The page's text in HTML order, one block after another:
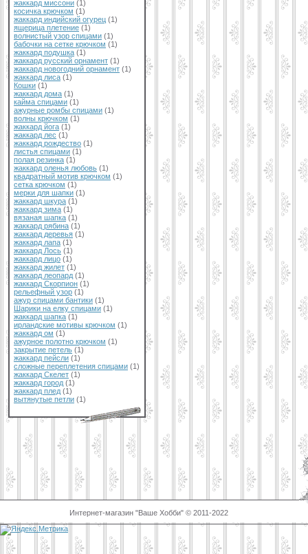
жаккард миссони (1)
косичка крючком (1)
жаккард индийский огурец (1)
ящерица плетение (1)
волнистый узор спицами (1)
бабочки на сетке крючком (1)
жаккард подушка (1)
жаккард русский орнамент (1)
жаккард новогодний орнамент (1)
жаккард лиса (1)
Кошки (1)
жаккард дома (1)
кайма спицами (1)
ажурные ромбы спицами (1)
волны крючком (1)
жаккард йога (1)
жаккард лес (1)
жаккард рождество (1)
листья спицами (1)
полая резинка (1)
жаккард оленья любовь (1)
квадратный мотив крючком (1)
сетка крючком (1)
мерки для шапки (1)
жаккард шкура (1)
жаккард зима (1)
вязаная шапка (1)
жаккард рябина (1)
жаккард деревья (1)
жаккард лапа (1)
жаккард Лось (1)
жаккард лицо (1)
жаккард жилет (1)
жаккард леопард (1)
жаккард Скорпион (1)
рельефный узор (1)
ажур спицами бантики (1)
Шарики на елку спицами (1)
жаккард шапка (1)
ирландские мотивы крючком (1)
жаккард ом (1)
ажурное полотно крючком (1)
закрытие петель (1)
жаккард пейсли (1)
сложные переплетения спицами (1)
жаккард Скелет (1)
жаккард город (1)
жаккард плед (1)
вытянутые петли (1)
Интернет-магазин "Ваше Хобби" © 2011-2022